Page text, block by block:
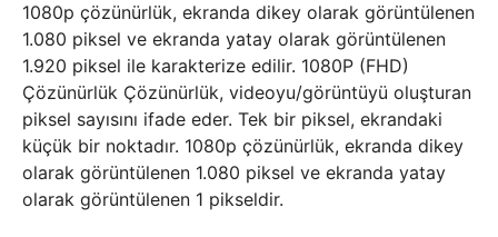
1080p çözünürlük, ekranda dikey olarak görüntülenen
1.080 piksel ve ekranda yatay olarak görüntülenen
1.920 piksel ile karakterize edilir. 1080P (FHD)
Çözünürlük Çözünürlük, videoyu/görüntüyü oluşturan
piksel sayısını ifade eder. Tek bir piksel, ekrandaki
küçük bir noktadır. 1080p çözünürlük, ekranda dikey
olarak görüntülenen 1.080 piksel ve ekranda yatay
olarak görüntülenen 1 pikseldir.